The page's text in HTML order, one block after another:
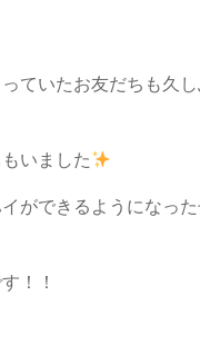
ていたお友だちも久
いました
ができるようになっ
！！